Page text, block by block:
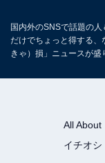
国内外のSNSで話題の
だけでちょっと得する、
きゃ）損」ニュースが盛
All About
イチオシ